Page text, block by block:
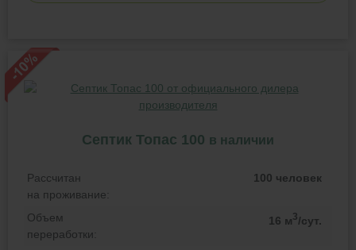
Септик Топас 100 в наличии
Рассчитан
на проживание:
100 человек
Объем
переработки:
16 м3/сут.